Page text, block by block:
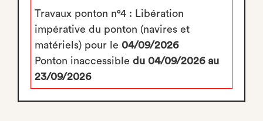
Travaux ponton n°4 : Libération
impérative du ponton (navires et
matériels) pour le 04/09/2026
Ponton inaccessible du 04/09/2026 au
23/09/2026